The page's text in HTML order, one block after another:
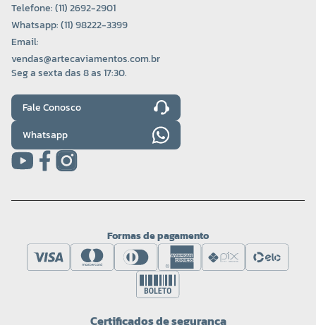
Telefone: (11) 2692-2901
Whatsapp: (11) 98222-3399
Email:
vendas@artecaviamentos.com.br
Seg a sexta das 8 as 17:30.
Fale Conosco
Whatsapp
Formas de pagamento
Certificados de segurança